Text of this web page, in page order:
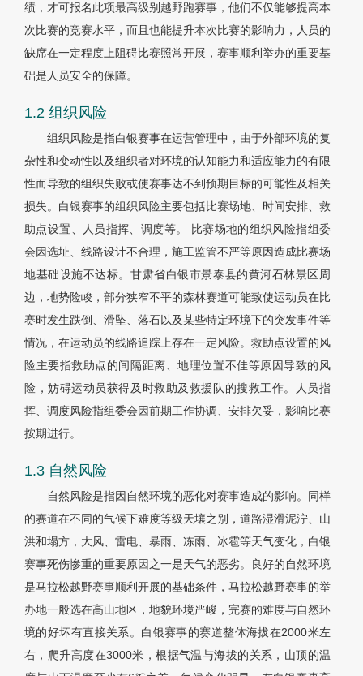
绩，才可报名此项最高级别越野跑赛事，他们不仅能够提高本
次比赛的竞赛水平，而且也能提升本次比赛的影响力，人员的
缺席在一定程度上阻碍比赛照常开展，赛事顺利举办的重要基
础是人员安全的保障。
1.2 组织风险
组织风险是指白银赛事在运营管理中，由于外部环境的复
杂性和变动性以及组织者对环境的认知能力和适应能力的有限
性而导致的组织失败或使赛事达不到预期目标的可能性及相关
损失。白银赛事的组织风险主要包括比赛场地、时间安排、救
助点设置、人员指挥、调度等。 比赛场地的组织风险指组委
会因选址、线路设计不合理，施工监管不严等原因造成比赛场
地基础设施不达标。甘肃省白银市景泰县的黄河石林景区周
边，地势险峻，部分狭窄不平的森林赛道可能致使运动员在比
赛时发生跌倒、滑坠、落石以及某些特定环境下的突发事件等
情况，在运动员的线路追踪上存在一定风险。救助点设置的风
险主要指救助点的间隔距离、地理位置不佳等原因导致的风
险，妨碍运动员获得及时救助及救援队的搜救工作。人员指
挥、调度风险指组委会因前期工作协调、安排欠妥，影响比赛
按期进行。
1.3 自然风险
自然风险是指因自然环境的恶化对赛事造成的影响。同样
的赛道在不同的气候下难度等级天壤之别，道路湿滑泥泞、山
洪和塌方，大风、雷电、暴雨、冻雨、冰雹等天气变化，白银
赛事死伤惨重的重要原因之一是天气的恶劣。良好的自然环境
是马拉松越野赛事顺利开展的基础条件，马拉松越野赛事的举
办地一般选在高山地区，地貌环境严峻，完赛的难度与自然环
境的好坏有直接关系。白银赛事的赛道整体海拔在2000米左
右，爬升高度在3000米，根据气温与海拔的关系，山顶的温